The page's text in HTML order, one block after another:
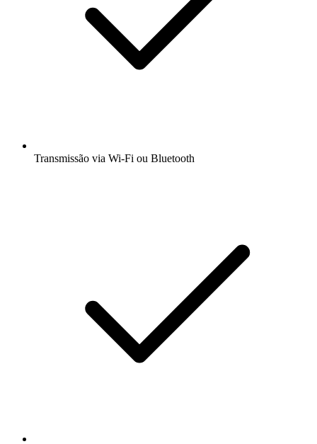
Transmissão via Wi-Fi ou Bluetooth